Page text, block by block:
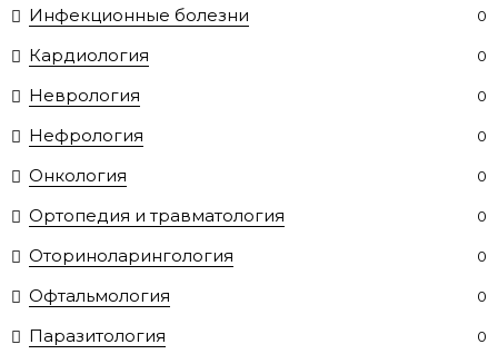
Инфекционные болезни 0
Кардиология 0
Неврология 0
Нефрология 0
Онкология 0
Ортопедия и травматология 0
Оториноларингология 0
Офтальмология 0
Паразитология 0